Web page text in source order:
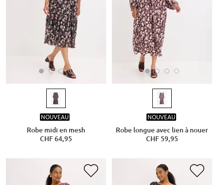
NOUVEAU
Robe midi en mesh
CHF 64,95
NOUVEAU
Robe longue avec lien à nouer
CHF 59,95